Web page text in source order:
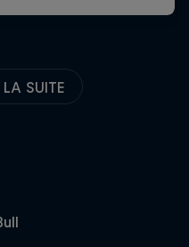
SUITE